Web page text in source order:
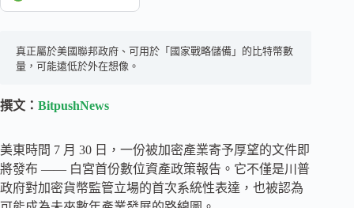
真正屬於美國聯邦政府、可用於「國家戰略儲備」的比特幣數
量，可能遠低於外在想像。
撰文： BitpushNews
美東時間 7 月 30 日，一份被加密產業寄予厚望的文件即
將發布 —— 白宮首份數位資產政策報告。它不僅是川普
政府對加密貨幣監管立場的首次系統性表達，也被認為